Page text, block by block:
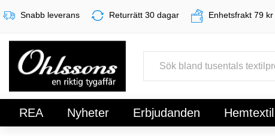
Snabb leverans Returrätt 30 dagar Enhetsfrakt 79 kr
REA Nyheter Erbjudanden Hemtextil